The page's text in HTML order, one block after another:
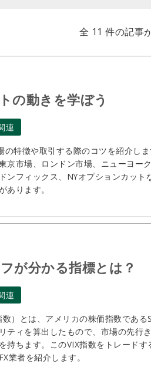
全 11 件の記事
の動きを学ぼう
連
の特徴や取引する際のコツを紹介し
京市場、ロンドン市場、ニューヨーク
ンフィックス、NYオプションカット
あります。
が分かる指標とは？
連
数）とは、アメリカの株価指数であ
ティを算出したもので、市場の先行
持ちます。このVIX指数をトレードす
業者を紹介します。